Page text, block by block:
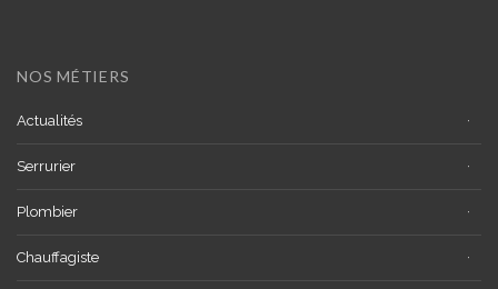
NOS MÉTIERS
Actualités
Serrurier
Plombier
Chauffagiste